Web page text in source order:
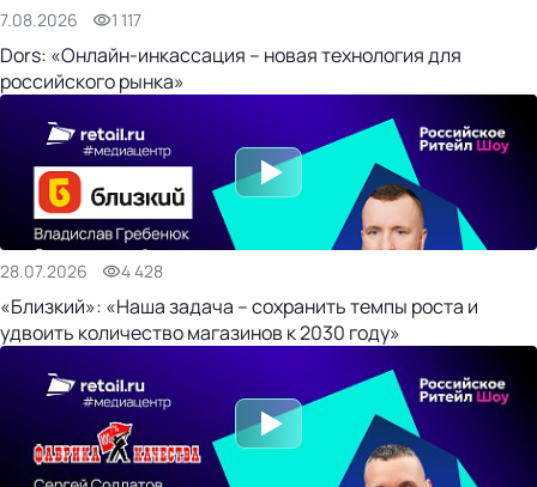
7.08.2026 1 117
Dors: «Онлайн-инкассация – новая технология для
российского рынка»
28.07.2026 4 428
«Близкий»: «Наша задача – сохранить темпы роста и
удвоить количество магазинов к 2030 году»